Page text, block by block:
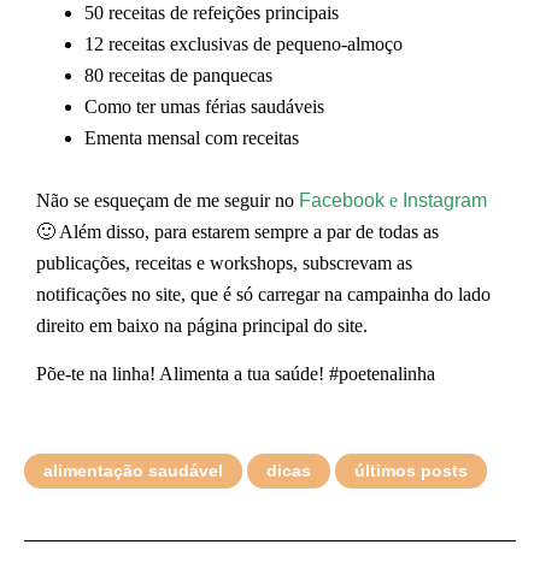
50 receitas de refeições principais
12 receitas exclusivas de pequeno-almoço
80 receitas de panquecas
Como ter umas férias saudáveis
Ementa mensal com receitas
Não se esqueçam de me seguir no Facebook e Instagram
🙂 Além disso, para estarem sempre a par de todas as
publicações, receitas e workshops, subscrevam as
notificações no site, que é só carregar na campainha do lado
direito em baixo na página principal do site.
Põe-te na linha! Alimenta a tua saúde! #poetenalinha
alimentação saudável dicas últimos posts